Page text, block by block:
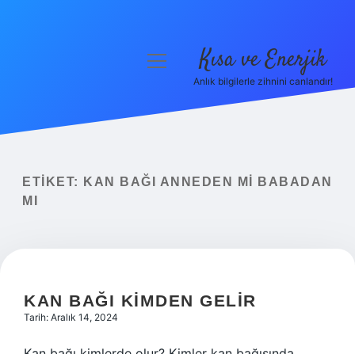
Yasal Uyarı
menüyü
Kısa ve Enerjik
Anlık bilgilerle zihnini canlandır!
ETIKET:
KAN BAĞI ANNEDEN MI BABADAN
MI
KAN BAĞI KIMDEN GELIR
Tarih: Aralık 14, 2024